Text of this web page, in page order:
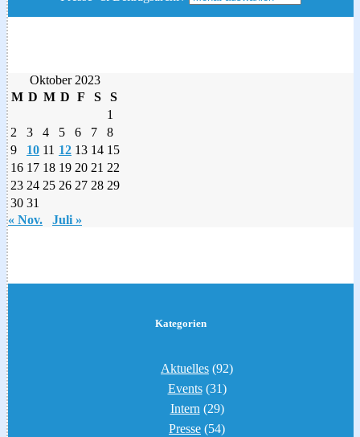
Oktober 2023
M D M D F S
S
1
2
3 4 5 6 7
8
9
10 11 12 13 14 15
16 17 18 19 20 21 22
23 24 25 26 27 28 29
30 31
« Nov.
Juli »
Kategorien
Aktuelles (92)
Events(31)
Intern (29)
Presse (54)